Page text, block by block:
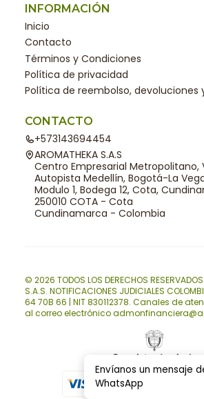
INFORMACIÓN
Inicio
Contacto
Términos y Condiciones
Política de privacidad
Política de reembolso, devoluciones
CONTACTO
+573143694454
AROMATHEKA S.A.S
Centro Empresarial Metropolitano,
Autopista Medellín, Bogotá-La
Modulo 1, Bodega 12, Cota,
250010 COTA - Cota
Cundinamarca - Colombia
© 2026 TODOS LOS DERECHOS
S.A.S. NOTIFICACIONES JUDICIALES
64 70B 66 | NIT 830112378. Canales de
al correo electrónico
Envíanos un mensaje
WhatsApp